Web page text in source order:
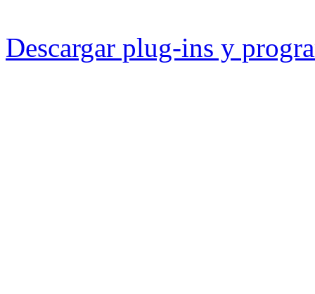
Descargar plug-ins y